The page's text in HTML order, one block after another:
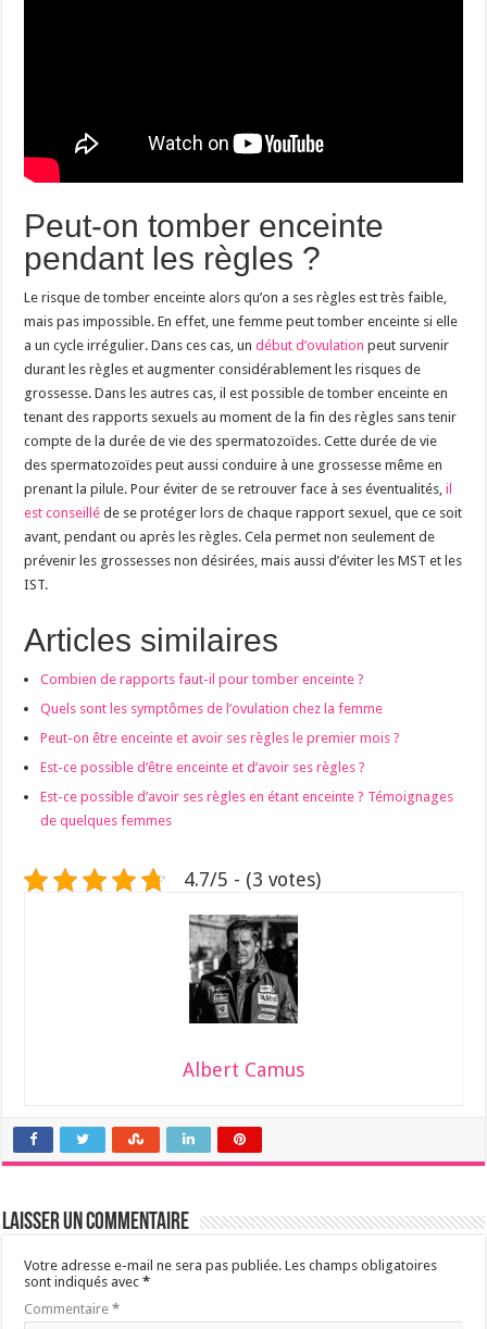
Peut-on tomber enceinte
pendant les règles ?
Le risque de tomber enceinte alors qu’on a ses règles est très faible,
mais pas impossible. En effet, une femme peut tomber enceinte si elle
a un cycle irrégulier. Dans ces cas, undébut d’ovulation peut survenir
durant les règles et augmenter considérablement les risques de
grossesse. Dans les autres cas, il est possible de tomber enceinte en
tenant des rapports sexuels au moment de la fin des règles sans tenir
compte de la durée de vie des spermatozoïdes. Cette durée de vie
des spermatozoïdes peut aussi conduire à une grossesse même en
prenant la pilule. Pour éviter de se retrouver face à ses éventualités,il
est conseillé de se protéger lors de chaque rapport sexuel, que ce soit
avant, pendant ou après les règles. Cela permet non seulement de
prévenir les grossesses non désirées, mais aussi d’éviter les MST et les
IST.
Articles similaires
Combien de rapports faut-il pour tomber enceinte ?
Quels sont les symptômes de l’ovulation chez la femme
Peut-on être enceinte et avoir ses règles le premier mois ?
Est-ce possible d’être enceinte et d’avoir ses règles ?
Est-ce possible d’avoir ses règles en étant enceinte ? Témoignages
de quelques femmes
4.7/5 - (3 votes)
Albert Camus
Laisser un commentaire
Votre adresse e-mail ne sera pas publiée. Les champs obligatoires
sont indiqués avec*
Commentaire*